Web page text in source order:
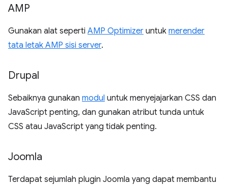
AMP
Gunakan alat seperti AMP Optimizer untuk merender
tata letak AMP sisi server.
Drupal
Sebaiknya gunakan modul untuk menyejajarkan CSS dan
JavaScript penting, dan gunakan atribut tunda untuk
CSS atau JavaScript yang tidak penting.
Joomla
Terdapat sejumlah plugin Joomla yang dapat membantu